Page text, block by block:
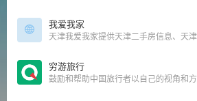
我爱我家
穷游旅行
鼓励和帮助中国旅行者以自己的视角和